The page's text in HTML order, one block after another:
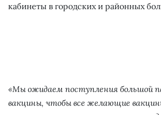
кабинеты в городских и районных
«Мы ожидаем поступления большой
вакцины, чтобы все желающие